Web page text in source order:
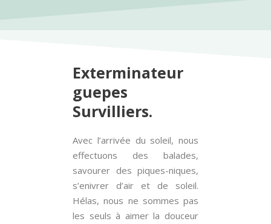
Exterminateur
guepes
Survilliers.
Avec l’arrivée du soleil, nous
effectuons des balades,
savourer des piques-niques,
s’enivrer d’air et de soleil.
Hélas, nous ne sommes pas
les seuls à aimer la douceur